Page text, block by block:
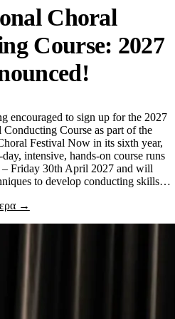
Choral
Course: 2027
encouraged to sign up for the 2027
Course as part of the
Festival Now in its sixth year,
intensive, hands-on course runs
Friday 30th April 2027 and will
to develop conducting skills…
→